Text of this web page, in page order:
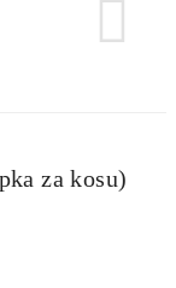
za kosu)